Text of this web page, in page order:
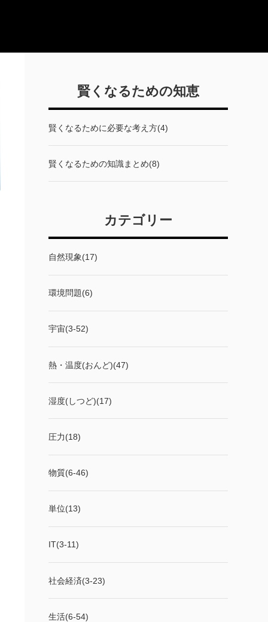
賢くなるための知恵
賢くなるために必要な考え方(4)
賢くなるための知識まとめ(8)
カテゴリー
自然現象(17)
環境問題(6)
宇宙(3-52)
熱・温度(おんど)(47)
湿度(しつど)(17)
圧力(18)
物質(6-46)
単位(13)
IT(3-11)
社会経済(3-23)
生活(6-54)